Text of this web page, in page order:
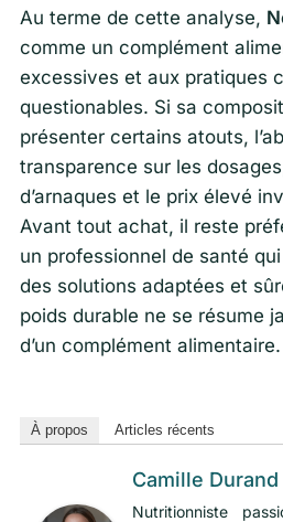
Au terme de cette analyse,
comme un complément
excessives et aux pratiques
questionables. Si sa
présenter certains atouts,
transparence sur les
d’arnaques et le prix élevé
Avant tout achat, il reste
un professionnel de santé
des solutions adaptées et
poids durable ne se résume
d’un complément alimentaire.
À propos Articles récents
Camille Durand
Nutritionniste